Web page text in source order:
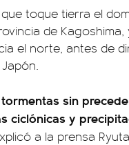
toque tierra el
de
el norte, antes de
sin
ciclónicas y
a la prensa